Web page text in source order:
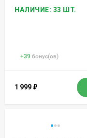
НАЛИЧИЕ: 33 ШТ.
+39 бонус(ов)
1 999 ₽